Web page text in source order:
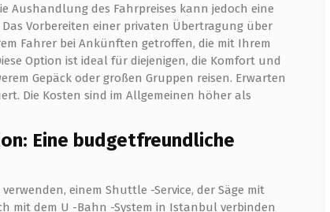
Aushandlung des Fahrpreises kann jedoch eine
Vorbereiten einer privaten Übertragung über
Fahrer bei Ankünften getroffen, die mit Ihrem
Option ist ideal für diejenigen, die Komfort und
Gepäck oder großen Gruppen reisen. Erwarten
Die Kosten sind im Allgemeinen höher als
Eine budgetfreundliche
einem Shuttle -Service, der Säge mit
mit dem U -Bahn -System in Istanbul verbinden